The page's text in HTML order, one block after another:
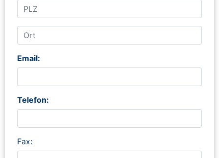
Email:
Telefon:
Fax: